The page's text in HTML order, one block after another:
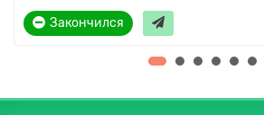
Закончился